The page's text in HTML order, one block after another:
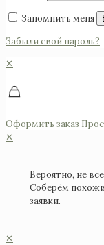
Запомнить меня
Забыли свой пароль?
✕
Оформить заказ
✕
Вероятно, не
Соберём
заявки.
✕